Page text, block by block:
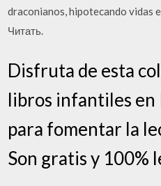
draconianos, hipotecando vidas
Читать.
Disfruta de esta
libros infantiles en
para fomentar la
Son gratis y 100%